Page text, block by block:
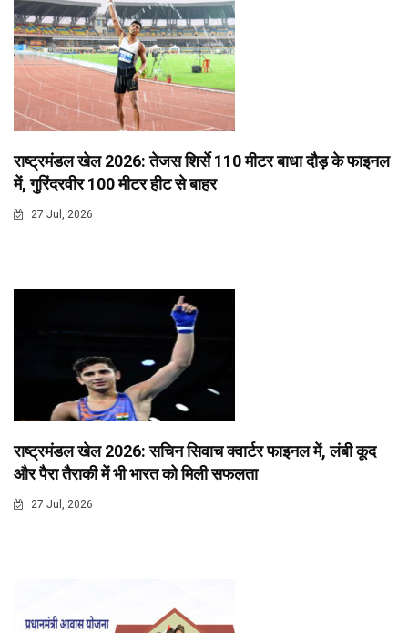
राष्ट्रमंडल खेल 2026: तेजस शिर्से 110 मीटर बाधा दौड़ के फाइनल
में, गुरिंदरवीर 100 मीटर हीट से बाहर
27 Jul, 2026
राष्ट्रमंडल खेल 2026: सचिन सिवाच क्वार्टर फाइनल में, लंबी कूद
और पैरा तैराकी में भी भारत को मिली सफलता
27 Jul, 2026